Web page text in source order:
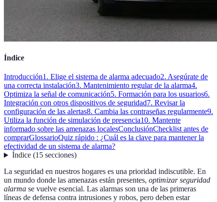
Índice
Introducción1. Elige el sistema de alarma adecuado2. Asegúrate de
una correcta instalación3. Mantenimiento regular de la alarma4.
Optimiza la señal de comunicación5. Formación para los usuarios6.
Integración con otros dispositivos de seguridad7. Revisar la
configuración de las alertas8. Cambia las contraseñas regularmente9.
Utiliza la función de simulación de presencia10. Mantente
informado sobre las amenazas localesConclusiónChecklist antes de
comprarGlossarioQuiz rápido : ¿Cuál es la clave para mantener la
efectividad de un sistema de alarma?
Índice(15 secciones)
La seguridad en nuestros hogares es una prioridad indiscutible. En
un mundo donde las amenazas están presentes, optimizar seguridad
alarma se vuelve esencial. Las alarmas son una de las primeras
líneas de defensa contra intrusiones y robos, pero deben estar